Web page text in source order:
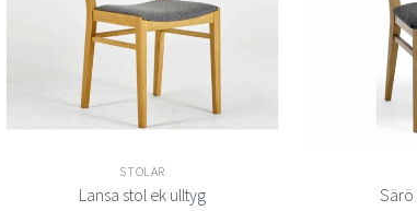
STOLAR
Lansa stol ek ulltyg
Särö